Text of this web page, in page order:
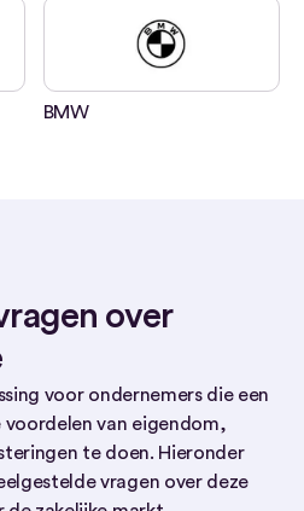
BMW
over
voor ondernemers die een
van eigendom,
te doen. Hieronder
vragen over deze